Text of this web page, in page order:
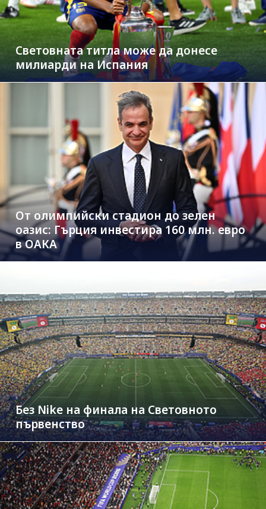
Световната титла може да донесе
милиарди на Испания
От олимпийски стадион до зелен
оазис: Гърция инвестира 160 млн. евро
в ОАКА
Без Nike на финала на Световното
първенство